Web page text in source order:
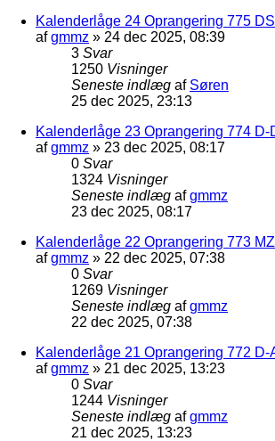
Kalenderlåge 24 Oprangering 775
afgmmz » 24 dec 2025, 08:39
3 Svar
1250 Visninger
Seneste indlæg af Søren
25 dec 2025, 23:13
Kalenderlåge 23 Oprangering 774
afgmmz » 23 dec 2025, 08:17
0 Svar
1324 Visninger
Seneste indlæg afgmmz
23 dec 2025, 08:17
Kalenderlåge 22 Oprangering 773
afgmmz » 22 dec 2025, 07:38
0 Svar
1269 Visninger
Seneste indlæg afgmmz
22 dec 2025, 07:38
Kalenderlåge 21 Oprangering 772
afgmmz » 21 dec 2025, 13:23
0 Svar
1244 Visninger
Seneste indlæg afgmmz
21 dec 2025, 13:23